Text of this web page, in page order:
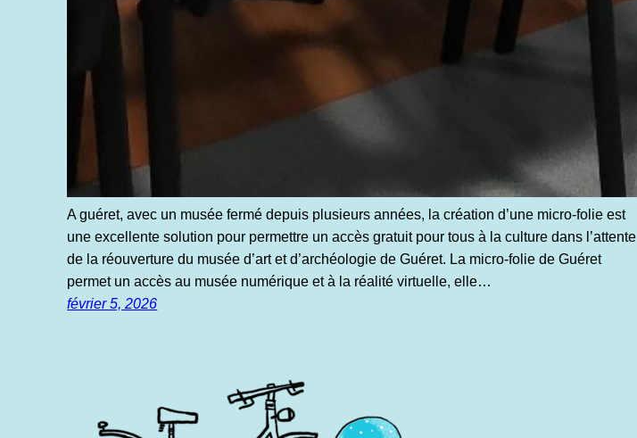
A guéret, avec un musée fermé depuis plusieurs années, la création d’une micro-folie est
une excellente solution pour permettre un accès gratuit pour tous à la culture dans l’attente
de la réouverture du musée d’art et d’archéologie de Guéret. La micro-folie de Guéret
permet un accès au musée numérique et à la réalité virtuelle, elle…
février 5, 2026